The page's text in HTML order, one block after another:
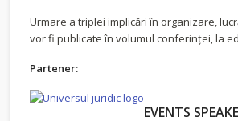
Urmare a triplei implicări în organizare,
vor fi publicate în volumul conferinței, la
Partener:
EVENTS